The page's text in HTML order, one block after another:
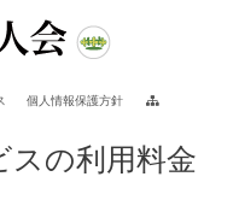
個人情報保護方針
スの利用料金